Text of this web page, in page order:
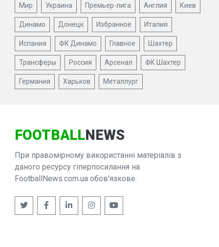
Мир Украина Премьер-лига Англия Киев
Динамо Донецк Избранное Италия
Испания ФК Динамо Главное Шахтер
Трансферы Россия Арсенал ФК Шахтер
Германия Харьков Металлург
FOOTBALLNEWS
При правомірному використанні матеріалів з
даного ресурсу гіперпосилання на
FootballNews.com.ua обов'язкове.